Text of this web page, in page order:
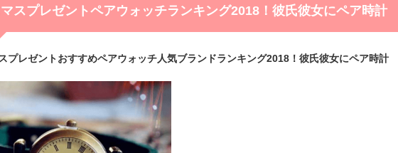
スプレゼントペアウォッチランキング2018！彼氏彼女にペア時計
プレゼントおすすめペアウォッチ人気ブランドランキング2018！彼氏彼女にペア時計